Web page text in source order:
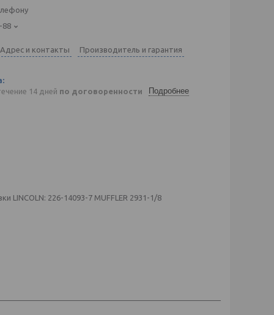
88
Адрес и контакты Производитель и гарантия
14 дней по договоренности Подробнее
LINCOLN: 226-14093-7 MUFFLER 2931-1/8